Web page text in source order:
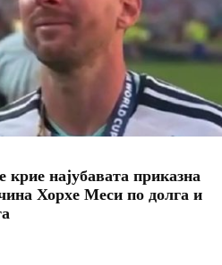
крие најубавата приказна
Хорхе Меси по долга и